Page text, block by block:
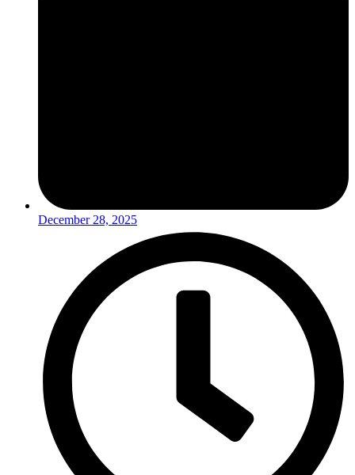
December 28, 2025